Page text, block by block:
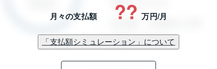
月々の支払額 ?? 万円/月
「支払額シミュレーション」について